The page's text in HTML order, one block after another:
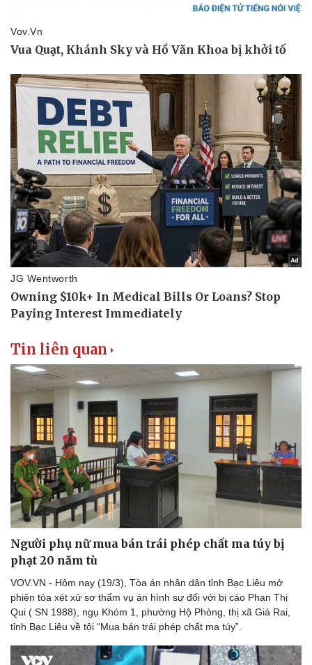
Tin liên quan
Người phụ nữ mua bán trái phép chất ma túy bị
phạt 20 năm tù
VOV.VN - Hôm nay (19/3), Tòa án nhân dân tỉnh Bạc Liêu mở
phiên tòa xét xử sơ thẩm vụ án hình sự đối với bị cáo Phan Thị
Qui ( SN 1988), ngụ Khóm 1, phường Hộ Phòng, thị xã Giá Rai,
tỉnh Bạc Liêu về tội “Mua bán trái phép chất ma túy”.